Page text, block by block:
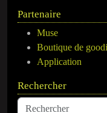
Partenaire
Muse
Boutique de
Application
Rechercher